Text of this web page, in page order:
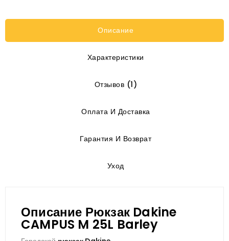
Описание
Характеристики
Отзывов (1)
Оплата И Доставка
Гарантия И Возврат
Уход
Описание Рюкзак Dakine
CAMPUS M 25L Barley